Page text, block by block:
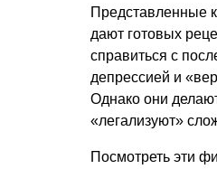
Представленные
дают готовых
справиться с
депрессией и
Однако они
«легализуют»
Посмотреть эти